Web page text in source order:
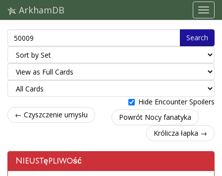
ArkhamDB
Search
Hide Encounter Spoilers
← Czyszczenie umysłu
Powrót Nocy fanatyka
Królicza łapka →
Nieustępliwość